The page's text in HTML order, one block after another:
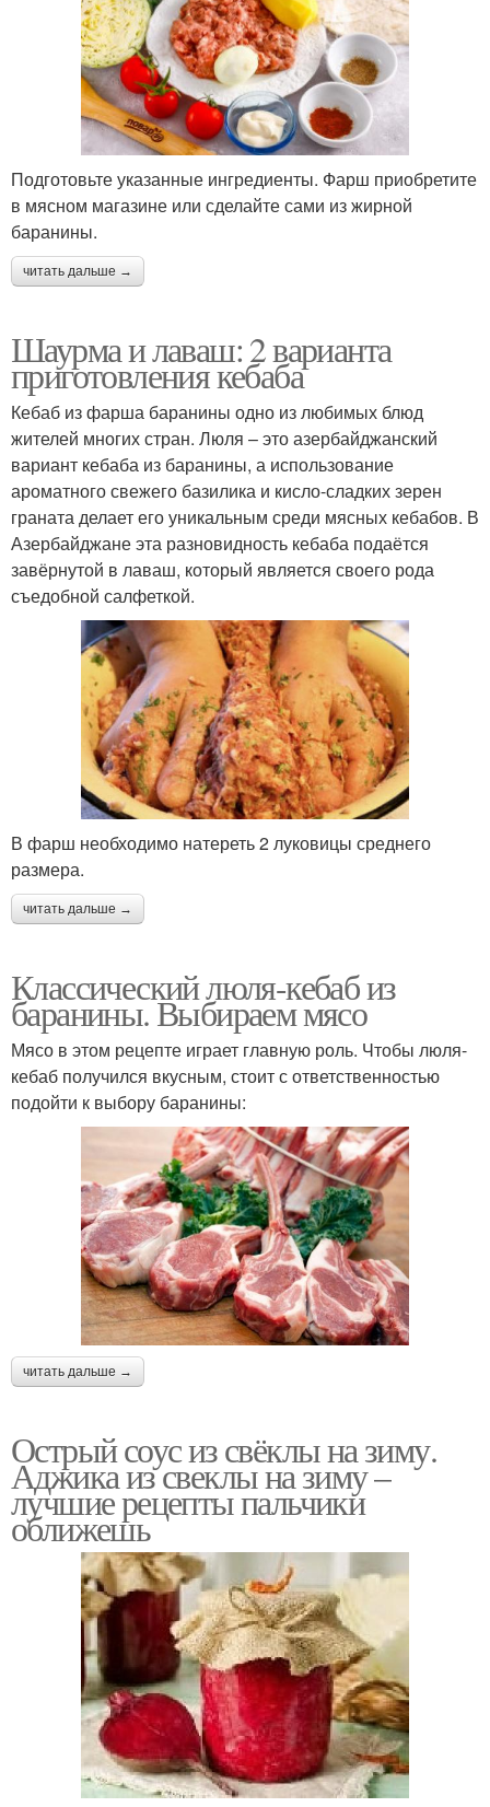
Подготовьте указанные ингредиенты. Фарш приобретите
в мясном магазине или сделайте сами из жирной
баранины.
читать дальше →
Шаурма и лаваш: 2 варианта
приготовления кебаба
Кебаб из фарша баранины одно из любимых блюд
жителей многих стран. Люля – это азербайджанский
вариант кебаба из баранины, а использование
ароматного свежего базилика и кисло-сладких зерен
граната делает его уникальным среди мясных кебабов. В
Азербайджане эта разновидность кебаба подаётся
завёрнутой в лаваш, который является своего рода
съедобной салфеткой.
В фарш необходимо натереть 2 луковицы среднего
размера.
читать дальше →
Классический люля-кебаб из
баранины. Выбираем мясо
Мясо в этом рецепте играет главную роль. Чтобы люля-
кебаб получился вкусным, стоит с ответственностью
подойти к выбору баранины:
читать дальше →
Острый соус из свёклы на зиму.
Аджика из свеклы на зиму –
лучшие рецепты пальчики
оближешь